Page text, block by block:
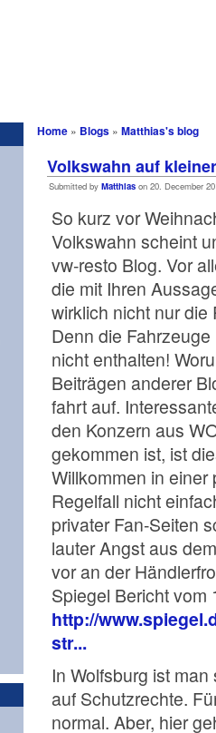
Home » Blogs » Matthias's blog
Volkswahn auf
Submitted by Matthias on 20. December
So kurz vor
Volkswahn scheint
vw-resto Blog. Vor
die mit Ihren
wirklich nicht nur
Denn die
nicht enthalten!
Beiträgen anderer
fahrt auf.
den Konzern aus
gekommen ist, ist
Willkommen in
Regelfall nicht
privater Fan-Seiten
lauter Angst aus
vor an der
Spiegel Bericht vom
http://
str...
In Wolfsburg ist
auf Schutzrechte.
normal. Aber, hier